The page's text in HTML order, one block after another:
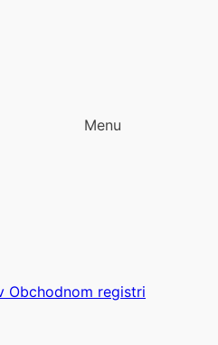
Menu
Obchodnom registri